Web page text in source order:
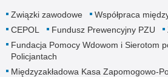
Związki zawodowe Współpraca
CEPOL
Fundusz Prewencyjny PZU
Fundacja Pomocy Wdowom i Sierotom
Policjantach
Międzyzakładowa Kasa Zapomogowo-